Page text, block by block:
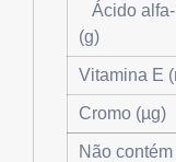
Ácido
(g)
Vitamina E
Cromo (µg)
Não